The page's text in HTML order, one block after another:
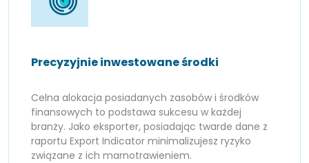
Precyzyjnie inwestowane środki
Celna alokacja posiadanych zasobów i środków
finansowych to podstawa sukcesu w każdej
branży. Jako eksporter, posiadając twarde dane z
raportu Export Indicator minimalizujesz ryzyko
związane z ich marnotrawieniem.